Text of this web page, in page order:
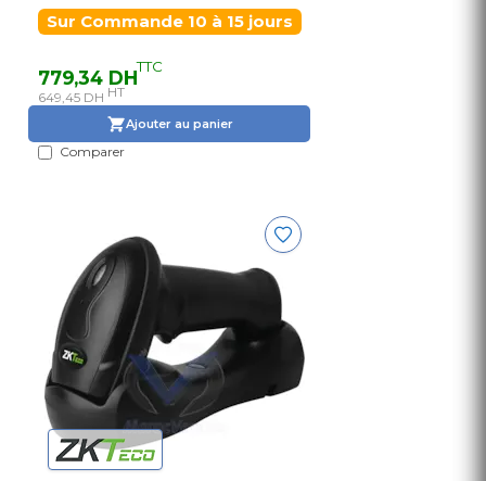
Sur Commande 10 à 15 jours
779,34 DHTTC
649,45 DH HT
Ajouter au panier
Comparer